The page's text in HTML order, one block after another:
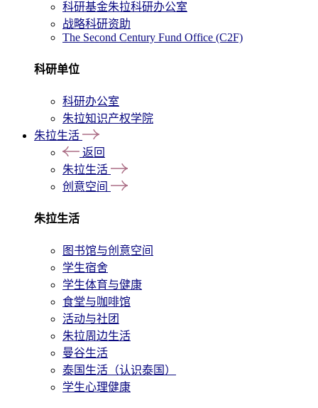
科研基金朱拉科研办公室
战略科研资助
The Second Century Fund Office (C2F)
科研单位
科研办公室
朱拉知识产权学院
朱拉生活
返回
朱拉生活
创意空间
朱拉生活
图书馆与创意空间
学生宿舍
学生体育与健康
食堂与咖啡馆
活动与社团
朱拉周边生活
曼谷生活
泰国生活（认识泰国）
学生心理健康